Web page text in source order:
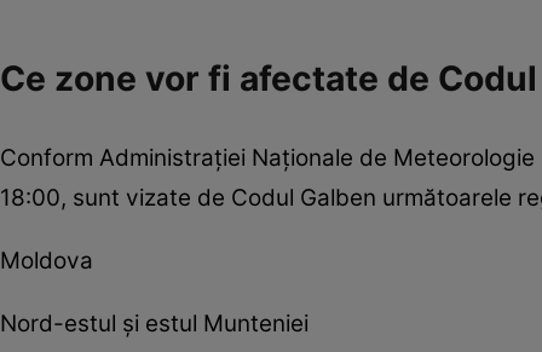
Ce zone vor fi afectate de
Conform Administrației Naționale de Meteorologie
18:00, sunt vizate de Codul Galben următoarele
Moldova
Nord-estul și estul Munteniei